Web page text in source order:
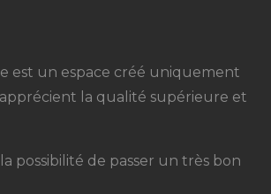
est un espace créé uniquement
la qualité supérieure et
possibilité de passer un très bon